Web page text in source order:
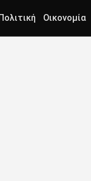
Πολιτική Οικονομία